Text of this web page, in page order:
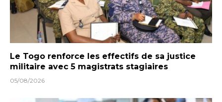
Le Togo renforce les effectifs de sa justice
militaire avec 5 magistrats stagiaires
05/08/2026